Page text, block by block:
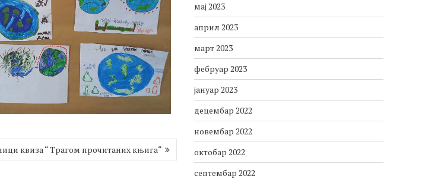
квиза “ Трагом прочитаних књига“
мај 2023
април 2023
март 2023
фебруар 2023
јануар 2023
децембар 2022
новембар 2022
октобар 2022
септембар 2022